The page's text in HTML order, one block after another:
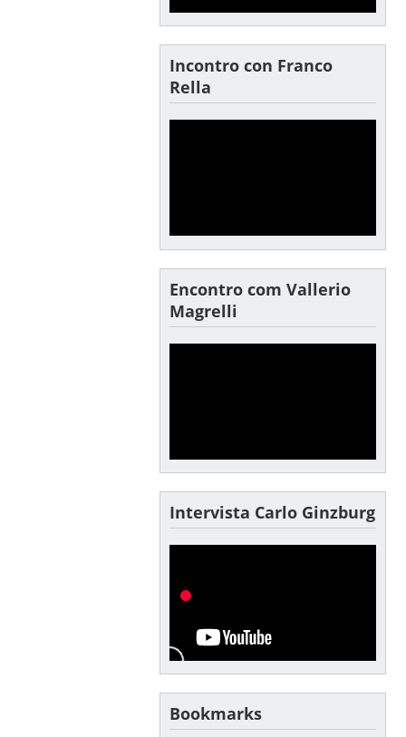
Incontro con Franco
Rella
Encontro com Vallerio
Magrelli
Intervista Carlo Ginzburg
Bookmarks